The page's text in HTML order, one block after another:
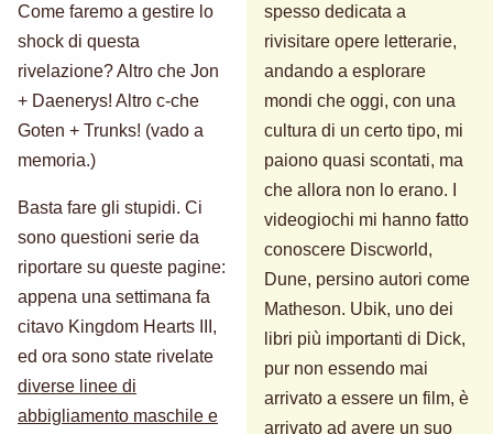
Come faremo a gestire lo
shock di questa
rivelazione? Altro che Jon
+ Daenerys! Altro c-che
Goten + Trunks! (vado a
memoria.)
Basta fare gli stupidi. Ci
sono questioni serie da
riportare su queste pagine:
appena una settimana fa
citavo Kingdom Hearts III,
ed ora sono state rivelate
diverse linee di
abbigliamento maschile e
spesso dedicata a
rivisitare opere letterarie,
andando a esplorare
mondi che oggi, con una
cultura di un certo tipo, mi
paiono quasi scontati, ma
che allora non lo erano. I
videogiochi mi hanno fatto
conoscere Discworld,
Dune, persino autori come
Matheson. Ubik, uno dei
libri più importanti di Dick,
pur non essendo mai
arrivato a essere un film, è
arrivato ad avere un suo